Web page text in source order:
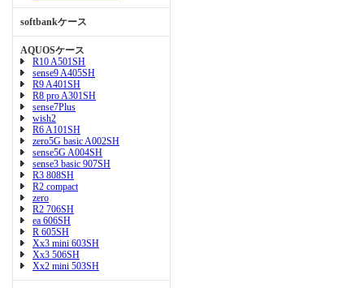
softbankケース
AQUOSケース
R10 A501SH
sense9 A405SH
R9 A401SH
R8 pro A301SH
sense7Plus
wish2
R6 A101SH
zero5G basic A002SH
sense5G A004SH
sense3 basic 907SH
R3 808SH
R2 compact
zero
R2 706SH
ea 606SH
R 605SH
Xx3 mini 603SH
Xx3 506SH
Xx2 mini 503SH